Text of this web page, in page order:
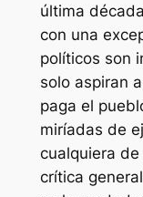
última
con una
políticos son
solo aspiran
paga el
miríadas de
cualquiera
crítica